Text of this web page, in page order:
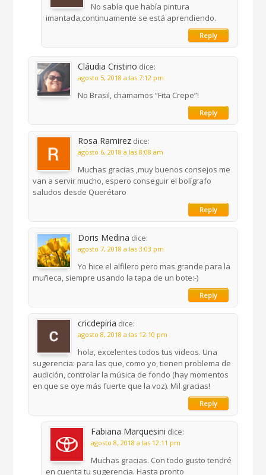
No sabía que había pintura
imantada,continuamente se está aprendiendo.
Reply
Cláudia Cristino dice:
agosto 5, 2018 a las 7:12 pm
No Brasil, chamamos “Fita Crepe”!
Reply
Rosa Ramirez dice:
agosto 6, 2018 a las 8:08 am
Muchas gracias ,muy buenos consejos me
van a servir mucho, espero conseguir el bolígrafo
saludos desde Querétaro
Reply
Doris Medina dice:
agosto 7, 2018 a las 3:03 pm
Yo hice el alfilero pero mas grande para la
muñeca, siempre usando la tapa de un bote:-)
Reply
cricdepiria dice:
agosto 8, 2018 a las 12:10 pm
hola, excelentes todos tus videos. Una
sugerencia: para las que, como yo, tienen problema de
audición, controlar la música de fondo (hay momentos
en que se oye más fuerte que la voz). Mil gracias!
Reply
Fabiana Marquesini dice:
agosto 8, 2018 a las 12:11 pm
Muchas gracias. Con todo gusto tendré
en cuenta tu sugerencia. Hasta pronto